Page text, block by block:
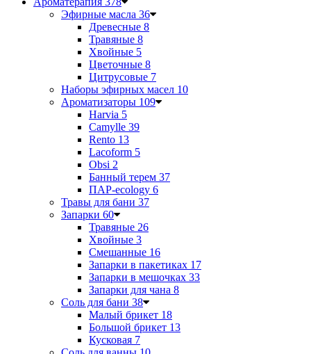
Эфирные масла 36
Древесные 8
Травяные 8
Хвойные 5
Цветочные 8
Цитрусовые 7
Наборы эфирных масел 10
Ароматизаторы 109
Harvia 5
Camylle 39
Rento 13
Lacoform 5
Obsi 2
Банный терем 37
ПАР-ecology 6
Травы для бани 37
Запарки 60
Травяные 26
Хвойные 3
Смешанные 16
Запарки в пакетиках 17
Запарки в мешочках 33
Запарки для чана 8
Соль для бани 38
Малый брикет 18
Большой брикет 13
Кусковая 7